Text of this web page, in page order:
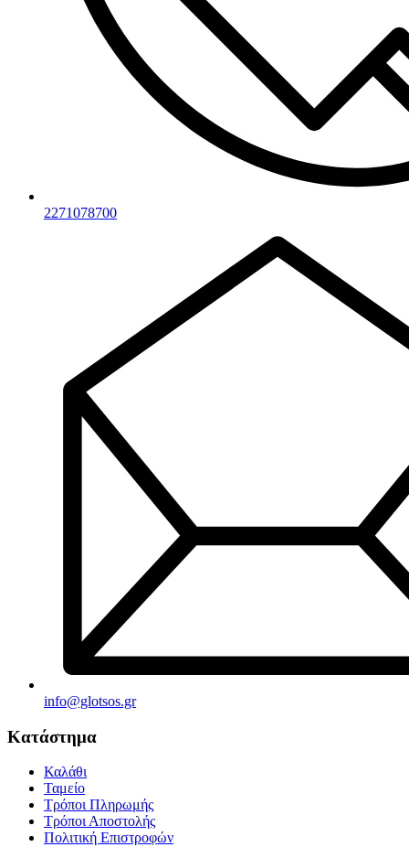
2271078700
info@glotsos.gr
Κατάστημα
Καλάθι
Ταμείο
Τρόποι Πληρωμής
Τρόποι Αποστολής
Πολιτική Επιστροφών